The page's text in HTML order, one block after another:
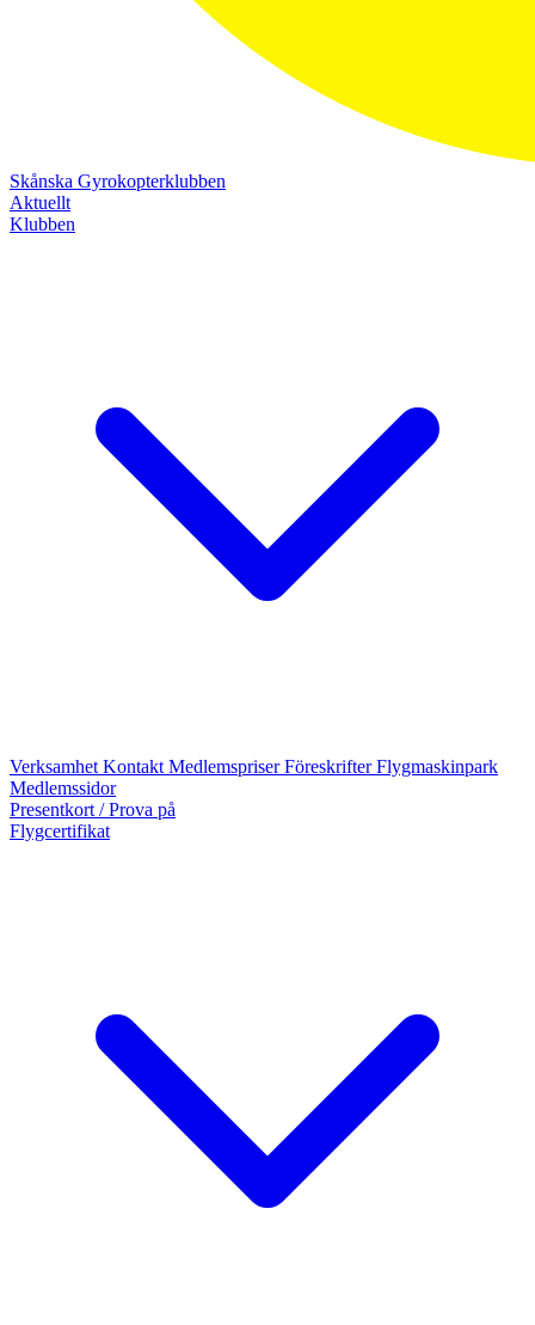
Skånska Gyrokopterklubben
Aktuellt
Klubben
Verksamhet Kontakt MedlemspriserFöreskrifterFlygmaskinpark
Medlemssidor
Presentkort / Prova på
Flygcertifikat